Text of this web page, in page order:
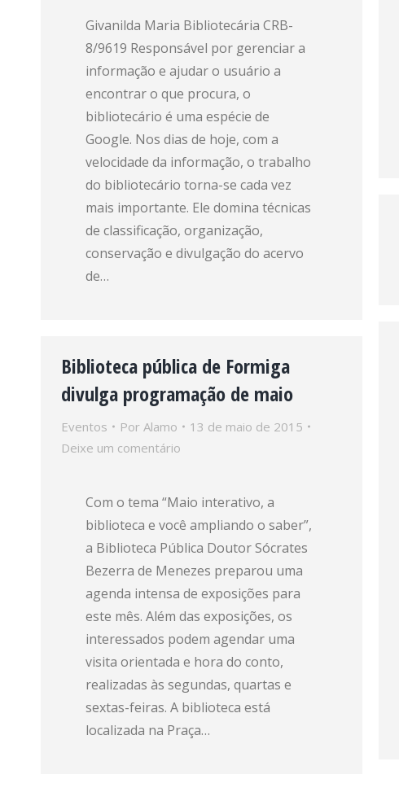
Givanilda Maria Bibliotecária CRB-
8/9619 Responsável por gerenciar a
informação e ajudar o usuário a
encontrar o que procura, o
bibliotecário é uma espécie de
Google. Nos dias de hoje, com a
velocidade da informação, o trabalho
do bibliotecário torna-se cada vez
mais importante. Ele domina técnicas
de classificação, organização,
conservação e divulgação do acervo
de…
Biblioteca pública de Formiga
divulga programação de maio
Eventos Por Alamo
13 de maio de 2015
Deixe um comentário
Com o tema “Maio interativo, a
biblioteca e você ampliando o saber”,
a Biblioteca Pública Doutor Sócrates
Bezerra de Menezes preparou uma
agenda intensa de exposições para
este mês. Além das exposições, os
interessados podem agendar uma
visita orientada e hora do conto,
realizadas às segundas, quartas e
sextas-feiras. A biblioteca está
localizada na Praça…